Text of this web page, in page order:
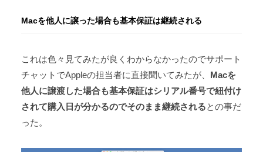
Macを他人に譲った場合も基本保証は継続される
これは色々見てみたが良くわからなかったのでサポート
チャットでAppleの担当者に直接聞いてみたが、 Macを
他人に譲渡した場合も基本保証はシリアル番号で紐付け
されて購入日が分かるのでそのまま継続されるとの事だ
った。